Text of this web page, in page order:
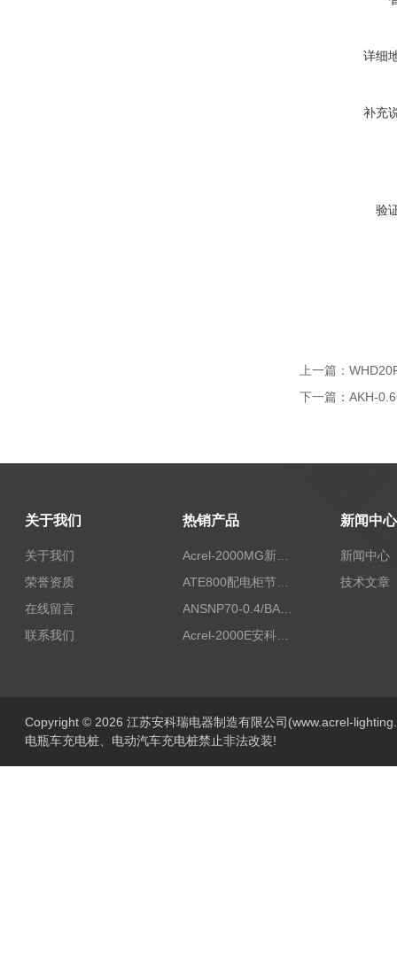
详细
补充
验
上一篇：
下一篇： AKH-
关于我们
关于我们
荣誉资质
在线留言
联系我们
热销产品
Acrel-2000MG新能源消纳安科瑞微电网能量管理系统
ATE800配电柜节点无线测温/表带捆绑/无源感应取电
ANSNP70-0.4/BANSNP中线安防保护器 治理三相不平衡
Acrel-2000E安科瑞Acrel配电室综合监控系统
新闻中心
新闻中心
技术文章
Copyright © 2026 江苏安科瑞电器制造有限公司(www.acrel-
电瓶车充电桩、电动汽车充电桩禁止非法改装!